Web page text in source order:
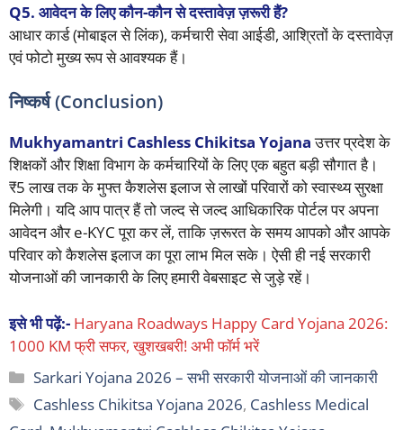
Q5. आवेदन के लिए कौन-कौन से दस्तावेज़ ज़रूरी हैं?
आधार कार्ड (मोबाइल से लिंक), कर्मचारी सेवा आईडी, आश्रितों के दस्तावेज़
एवं फोटो मुख्य रूप से आवश्यक हैं।
निष्कर्ष (Conclusion)
Mukhyamantri Cashless Chikitsa Yojanaउत्तर प्रदेश के
शिक्षकों और शिक्षा विभाग के कर्मचारियों के लिए एक बहुत बड़ी सौगात है।
₹5 लाख तक के मुफ्त कैशलेस इलाज से लाखों परिवारों को स्वास्थ्य सुरक्षा
मिलेगी। यदि आप पात्र हैं तो जल्द से जल्द आधिकारिक पोर्टल पर अपना
आवेदन और e-KYC पूरा कर लें, ताकि ज़रूरत के समय आपको और आपके
परिवार को कैशलेस इलाज का पूरा लाभ मिल सके। ऐसी ही नई सरकारी
योजनाओं की जानकारी के लिए हमारी वेबसाइट से जुड़े रहें।
इसे भी पढ़ें:- Haryana Roadways Happy Card Yojana 2026:
1000 KM फ्री सफर, खुशखबरी! अभी फॉर्म भरें
Categories
Sarkari Yojana 2026 – सभी सरकारी योजनाओं की जानकारी
Tags
Cashless Chikitsa Yojana 2026, Cashless Medical